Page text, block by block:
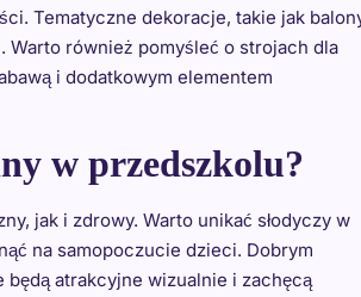
Tematyczne dekoracje, takie jak
Warto również pomyśleć o strojach dla
i dodatkowym elementem
w przedszkolu?
jak i zdrowy. Warto unikać słodyczy w
na samopoczucie dzieci. Dobrym
będą atrakcyjne wizualnie i zachęcą